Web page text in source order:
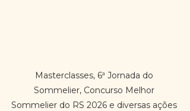
Masterclasses, 6ª Jornada do
Sommelier, Concurso Melhor
Sommelier do RS 2026 e diversas ações